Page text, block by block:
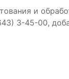
и
3-45-00,